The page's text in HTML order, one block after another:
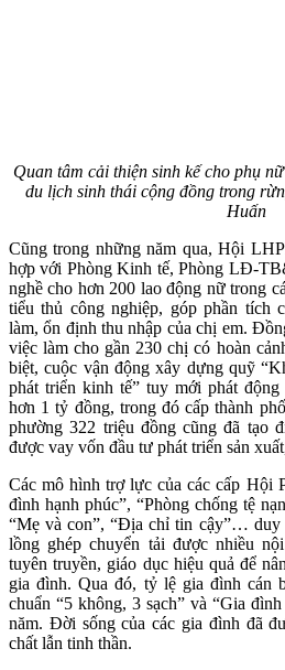
Quan tâm cải thiện sinh kế cho phụ
du lịch sinh thái cộng đồng trong
Huấn
Cũng trong những năm qua, Hội
hợp với Phòng Kinh tế, Phòng LĐ-
nghề cho hơn 200 lao động nữ trong
tiểu thủ công nghiệp, góp phần tích
làm, ổn định thu nhập của chị em.
việc làm cho gần 230 chị có hoàn
biệt, cuộc vận động xây dựng quỹ
phát triển kinh tế” tuy mới phát
hơn 1 tỷ đồng, trong đó cấp thành
phường 322 triệu đồng cũng đã tạo
được vay vốn đầu tư phát triển sản
Các mô hình trợ lực của các cấp Hội
đình hạnh phúc”, “Phòng chống tệ
“Mẹ và con”, “Địa chỉ tin cậy”… duy
lồng ghép chuyển tải được nhiều
tuyên truyền, giáo dục hiệu quả để
gia đình. Qua đó, tỷ lệ gia đình cán
chuẩn “5 không, 3 sạch” và “Gia
năm. Đời sống của các gia đình đã
chất lẫn tinh thần.